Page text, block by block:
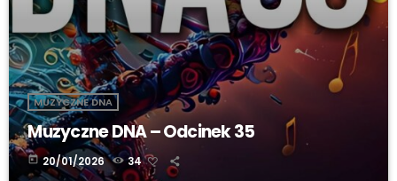
MUZYCZNE DNA
Muzyczne DNA – Odcinek 35
today 20/01/2026 34